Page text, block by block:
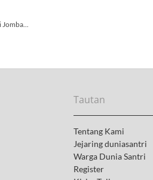
Tautan
Tentang Kami
Jejaring duniasantri
Warga Dunia Santri
Register